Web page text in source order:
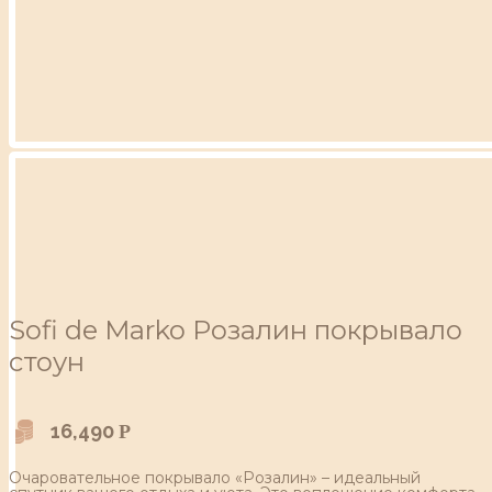
Sofi de Marko Розалин покрывало
стоун
16,490 Р
Очаровательное покрывало «Розалин» – идеальный